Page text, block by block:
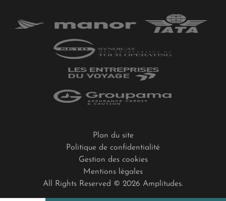
Plan du site
Politique de confidentialité
Gestion des cookies
Mentions légales
All Rights Reserved © 2026 Amplitudes.